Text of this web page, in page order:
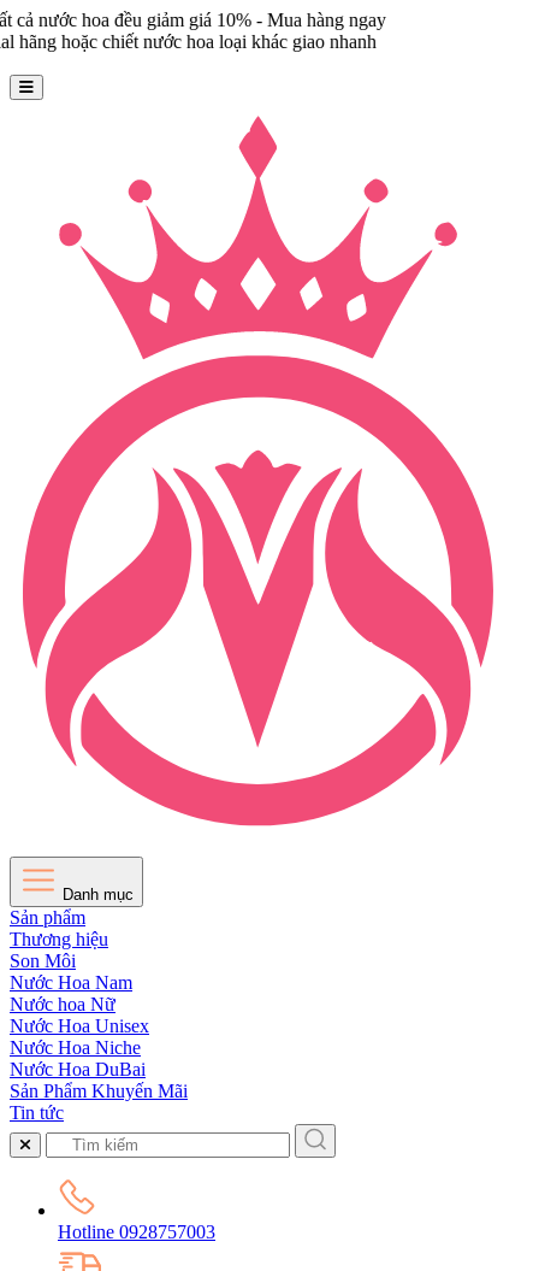
đều giảm giá 10% - Mua hàng ngay
nước hoa loại khác giao nhanh
Danh mục
Sản phẩm
Thương hiệu
Son Môi
Nước Hoa Nam
Nước hoa Nữ
Nước Hoa Unisex
Nước Hoa Niche
Nước Hoa DuBai
Sản Phẩm Khuyến Mãi
Tin tức
Hotline 0928757003